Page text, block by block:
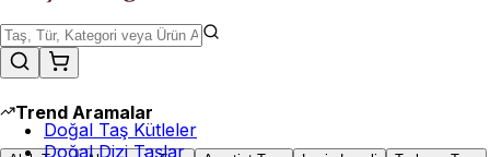
Trend Aramalar
Doğal Taş Kütleler
Doğal Dizi Taşlar